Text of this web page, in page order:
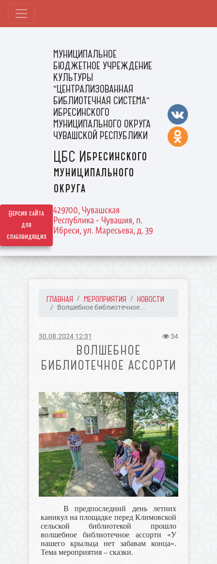
Версия сайта
для
слабовидящих
МУНИЦИПАЛЬНОЕ
БЮДЖЕТНОЕ УЧРЕЖДЕНИЕ
КУЛЬТУРЫ
"ЦЕНТРАЛИЗОВАННАЯ
БИБЛИОТЕЧНАЯ СИСТЕМА"
ИБРЕСИНСКОГО
МУНИЦИПАЛЬНОГО ОКРУГА
ЧУВАШСКОЙ РЕСПУБЛИКИ
ЦБС Ибресинского
муниципального
округа
429700, Чувашская
Республика - Чувашия, п.
Ибреси, ул. Маресьева, д. 39
ГЛАВНАЯ МЕРОПРИЯТИЯ НОВОСТИ
Волшебное библиотечное...
30.08.2024 12:31 34
ВОЛШЕБНОЕ
БИБЛИОТЕЧНОЕ АССОРТИ
В предпоследний день летних
каникул на площадке перед Климовской
сельской библиотекой прошло
волшебное библиотечное ассорти «У
нашего крыльца нет забавам конца».
Тема мероприятия – сказки.